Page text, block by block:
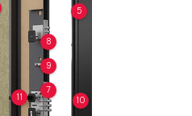
5
7
8
9
10
11